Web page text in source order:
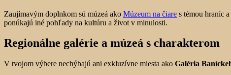
Zaujímavým doplnkom sú múzeá ako Múzeum na čiare s témou hraníc
ponúkajú iné pohľady na kultúru a život v minulosti.
Regionálne galérie a múzeá s charakterom
V tvojom výbere nechýbajú ani exkluzívne miesta ako Galéria